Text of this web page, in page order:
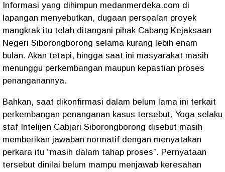
Informasi yang dihimpun medanmerdeka.com di
lapangan menyebutkan, dugaan persoalan proyek
mangkrak itu telah ditangani pihak Cabang Kejaksaan
Negeri Siborongborong selama kurang lebih enam
bulan. Akan tetapi, hingga saat ini masyarakat masih
menunggu perkembangan maupun kepastian proses
penanganannya.
Bahkan, saat dikonfirmasi dalam belum lama ini terkait
perkembangan penanganan kasus tersebut, Yoga selaku
staf Intelijen Cabjari Siborongborong disebut masih
memberikan jawaban normatif dengan menyatakan
perkara itu “masih dalam tahap proses”. Pernyataan
tersebut dinilai belum mampu menjawab keresahan